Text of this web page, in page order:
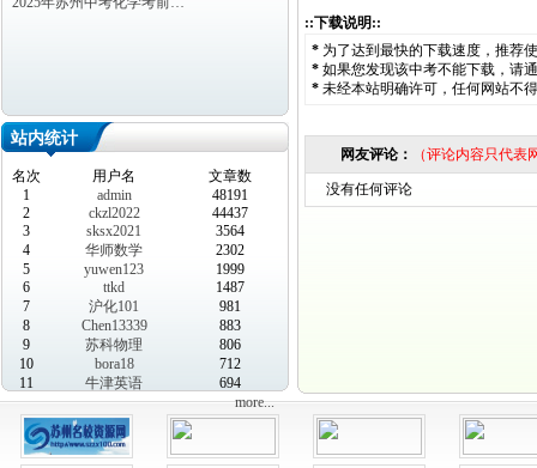
站内统计
名次 用户名
文章数
1
admin
48191
2
ckzl2022
44437
3
sksx2021
3564
4
华师数学
2302
5
yuwen123
1999
6
ttkd
1487
7
沪化101
981
8
Chen13339
883
9
苏科物理
806
10
bora18
712
11
牛津英语
694
more...
::下载说明::
* 为了达到最快的下载速度，推荐
* 如果您发现该中考不能下载，请
* 未经本站明确许可，任何网站不
网友评论： （评论内容只代
没有任何评论